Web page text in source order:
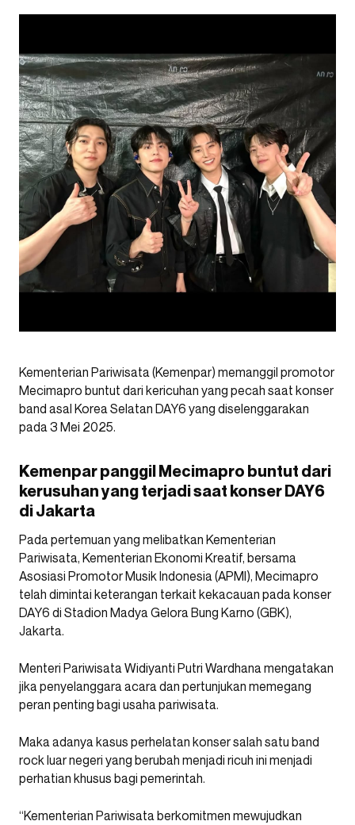
Kementerian Pariwisata (Kemenpar) memanggil promotor
Mecimapro buntut dari kericuhan yang pecah saat konser
band asal Korea Selatan DAY6 yang diselenggarakan
pada 3 Mei 2025.
Kemenpar panggil Mecimapro buntut dari
kerusuhan yang terjadi saat konser DAY6
di Jakarta
Pada pertemuan yang melibatkan Kementerian
Pariwisata, Kementerian Ekonomi Kreatif, bersama
Asosiasi Promotor Musik Indonesia (APMI), Mecimapro
telah dimintai keterangan terkait kekacauan pada konser
DAY6 di Stadion Madya Gelora Bung Karno (GBK),
Jakarta.
Menteri Pariwisata Widiyanti Putri Wardhana mengatakan
jika penyelanggara acara dan pertunjukan memegang
peran penting bagi usaha pariwisata.
Maka adanya kasus perhelatan konser salah satu band
rock luar negeri yang berubah menjadi ricuh ini menjadi
perhatian khusus bagi pemerintah.
“Kementerian Pariwisata berkomitmen mewujudkan